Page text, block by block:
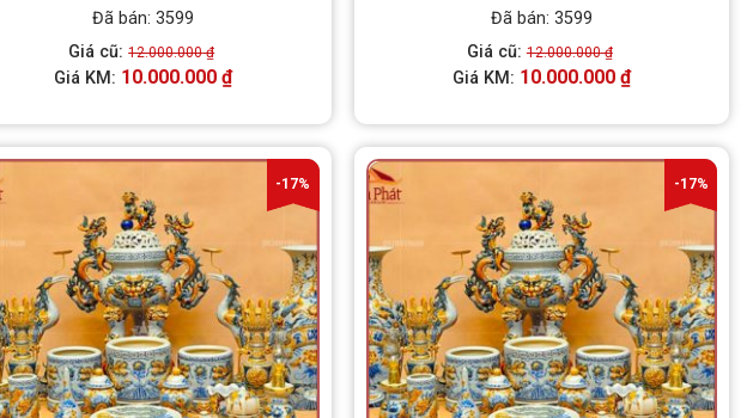
Được xếp
hạng5.005
sao
Đã bán: 3599
Giá cũ: 12.000.000₫
Giá KM: 10.000.000 ₫
Được xếp
hạng5.005
sao
Đã bán: 3599
Giá cũ: 12.000.000₫
Giá KM: 10.000.000 ₫
-17% -17%